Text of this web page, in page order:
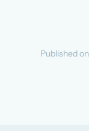
Published on